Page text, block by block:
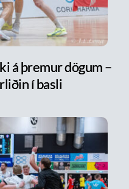
á þremur dögum –
í basli